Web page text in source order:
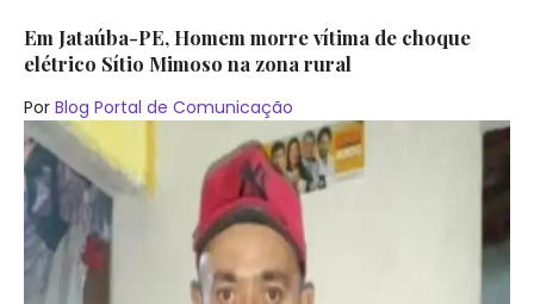
Em Jataúba-PE, Homem morre vítima de choque
elétrico Sítio Mimoso na zona rural
Por Blog Portal de Comunicação